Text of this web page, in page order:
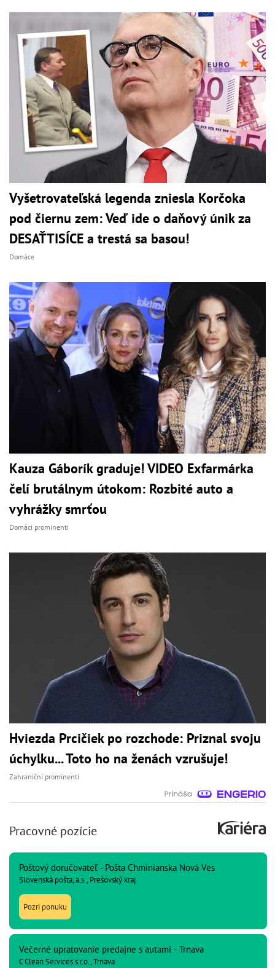
Vyšetrovateľská legenda zniesla Korčoka
pod čiernu zem: Veď ide o daňový únik za
DESAŤTISÍCE a trestá sa basou!
Domáce
Kauza Gáborík graduje! VIDEO Exfarmárka
čelí brutálnym útokom: Rozbité auto a
vyhrážky smrťou
Domáci prominenti
Hviezda Prcičiek po rozchode: Priznal svoju
úchylku... Toto ho na ženách vzrušuje!
Zahraniční prominenti
Pracovné pozície
Poštový doručovateľ - Pošta Chminianska Nová Ves
Slovenská pošta, a.s., Prešovský kraj
Pozri ponuku
Večerné upratovanie predajne s autami - Trnava
C Clean Services s.r.o., Trnava